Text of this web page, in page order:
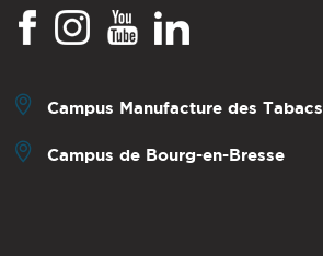
Campus Manufacture des Tabacs
Campus de Bourg-en-Bresse